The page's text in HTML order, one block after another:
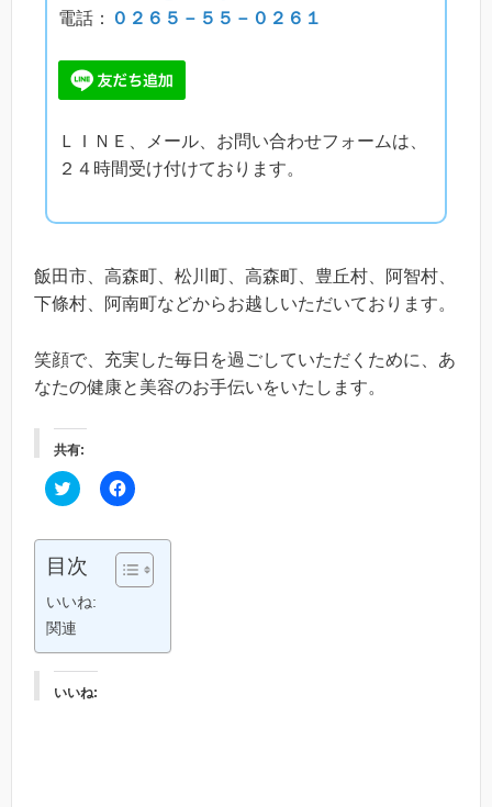
電話： ０２６５－５５－０２６１
ＬＩＮＥ、メール、お問い合わせフォームは、
２４時間受け付けております。
飯田市、高森町、松川町、高森町、豊丘村、阿智村、
下條村、阿南町などからお越しいただいております。
笑顔で、充実した毎日を過ごしていただくために、あ
なたの健康と美容のお手伝いをいたします。
共有:
C
l
k
t
o
h
a
r
e
o
n
T
w
F
a
b
o
o
k
る
目次
いいね:
関連
いいね: